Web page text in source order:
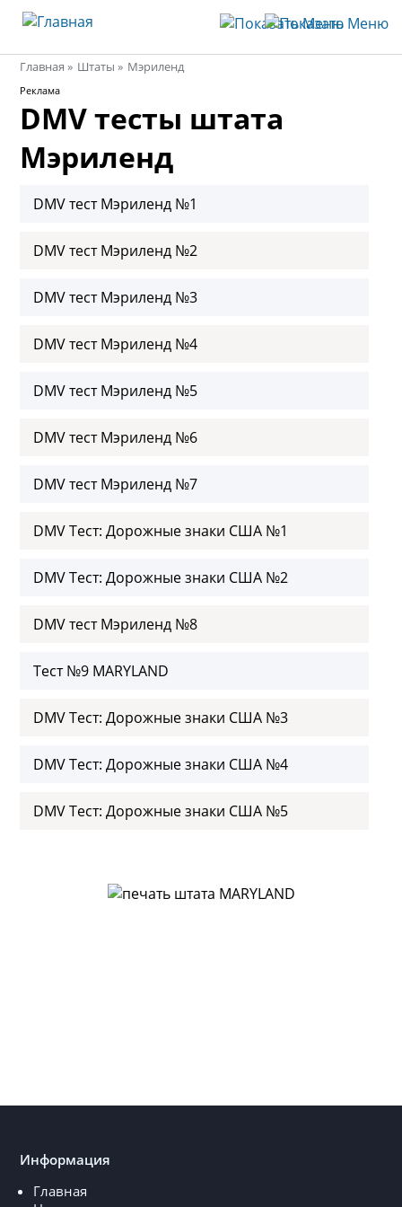
Строка
навигации
Главная Штаты Мэриленд
Реклама
32
DMV тесты штата
Мэриленд
DMV тест Мэриленд №1
DMV тест Мэриленд №2
DMV тест Мэриленд №3
DMV тест Мэриленд №4
DMV тест Мэриленд №5
DMV тест Мэриленд №6
DMV тест Мэриленд №7
DMV Тест: Дорожные знаки США №1
DMV Тест: Дорожные знаки США №2
DMV тест Мэриленд №8
Тест №9 MARYLAND
DMV Тест: Дорожные знаки США №3
DMV Тест: Дорожные знаки США №4
DMV Тест: Дорожные знаки США №5
Информация
Главная